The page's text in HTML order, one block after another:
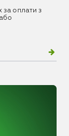
за оплати з